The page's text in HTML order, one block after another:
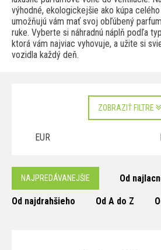
výhodné, ekologickejšie ako kúpa
umožňujú vám mať svoj obľúbený
ruke. Vyberte si náhradnú náplň podľa
ktorá vám najviac vyhovuje, a užite si
vozidla každý deň.
ZOBRAZIŤ FILTRE
EUR
NAJPREDÁVANEJŠIE Od
Od najdrahšieho Od A do Z